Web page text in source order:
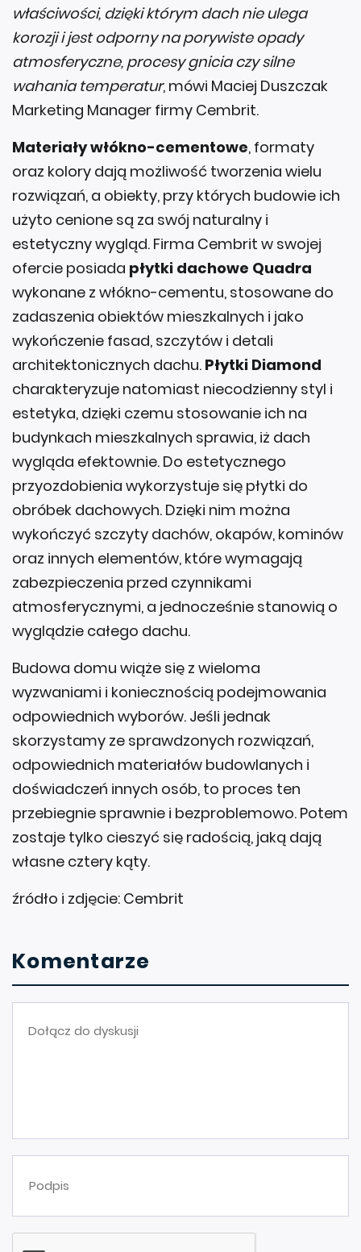
właściwości, dzięki którym dach nie ulega
korozji i jest odporny na porywiste opady
atmosferyczne, procesy gnicia czy silne
wahania temperatur, mówi Maciej Duszczak
Marketing Manager firmy Cembrit.
Materiały włókno-cementowe, formaty
oraz kolory dają możliwość tworzenia wielu
rozwiązań, a obiekty, przy których budowie ich
użyto cenione są za swój naturalny i
estetyczny wygląd. Firma Cembrit w swojej
ofercie posiada płytki dachowe Quadra
wykonane z włókno-cementu, stosowane do
zadaszenia obiektów mieszkalnych i jako
wykończenie fasad, szczytów i detali
architektonicznych dachu. Płytki Diamond
charakteryzuje natomiast niecodzienny styl i
estetyka, dzięki czemu stosowanie ich na
budynkach mieszkalnych sprawia, iż dach
wygląda efektownie. Do estetycznego
przyozdobienia wykorzystuje się płytki do
obróbek dachowych. Dzięki nim można
wykończyć szczyty dachów, okapów, kominów
oraz innych elementów, które wymagają
zabezpieczenia przed czynnikami
atmosferycznymi, a jednocześnie stanowią o
wyglądzie całego dachu.
Budowa domu wiąże się z wieloma
wyzwaniami i koniecznością podejmowania
odpowiednich wyborów. Jeśli jednak
skorzystamy ze sprawdzonych rozwiązań,
odpowiednich materiałów budowlanych i
doświadczeń innych osób, to proces ten
przebiegnie sprawnie i bezproblemowo. Potem
zostaje tylko cieszyć się radością, jaką dają
własne cztery kąty.
źródło i zdjęcie: Cembrit
Komentarze